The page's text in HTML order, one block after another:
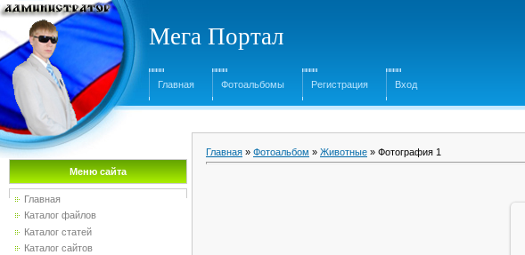
Мега Портал
Главная Фотоальбомы Регистрация Вход
Меню сайта
Главная
Каталог файлов
Каталог статей
Каталог сайтов
Главная » Фотоальбом » Животные » Фотография 1